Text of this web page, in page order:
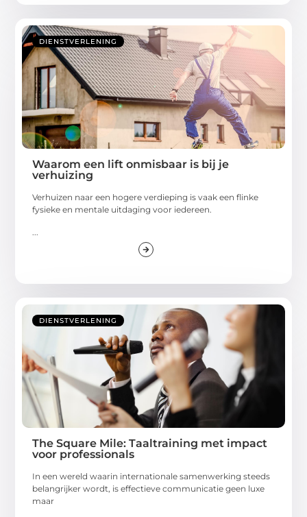
DIENSTVERLENING
Waarom een lift onmisbaar is bij je
verhuizing
Verhuizen naar een hogere verdieping is vaak een flinke
fysieke en mentale uitdaging voor iedereen.
DIENSTVERLENING
The Square Mile: Taaltraining met impact
voor professionals
In een wereld waarin internationale samenwerking steeds
belangrijker wordt, is effectieve communicatie geen luxe
maar